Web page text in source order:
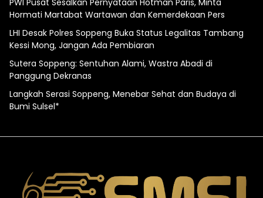
PWI Pusat Sesalkan Pernyataan Hotman Paris, Minta
Hormati Martabat Wartawan dan Kemerdekaan Pers
LHI Desak Polres Soppeng Buka Status Legalitas Tambang
Kessi Mong, Jangan Ada Pembiaran
Sutera Soppeng: Sentuhan Alami, Wastra Abadi di
Panggung Dekranas
Langkah Serasi Soppeng, Menebar Sehat dan Budaya di
Bumi Sulsel*